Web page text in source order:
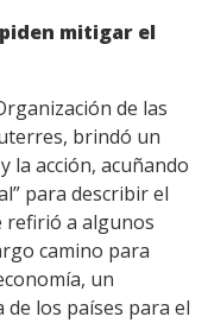
mitigar el
de las
brindó un
la acción, acuñando
para describir el
refirió a algunos
camino para
un
los países para el